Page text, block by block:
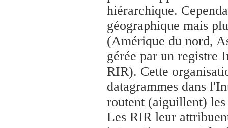
hiérarchique.
géographique mais
(Amérique du nord,
gérée par un registre
RIR). Cette
datagrammes dans
routent (aiguillent) les
Les RIR leur